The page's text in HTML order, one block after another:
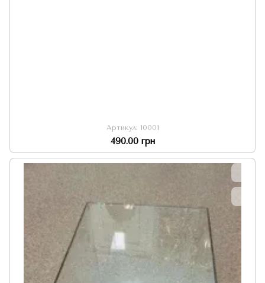
Артикул: 10001
490.00 грн